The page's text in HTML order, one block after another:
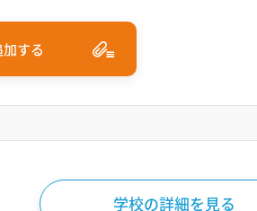
する
学校の詳細を見る